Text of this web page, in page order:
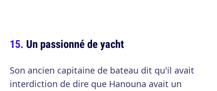
Un passionné de yacht
Son ancien capitaine de bateau dit qu'il avait
interdiction de dire que Hanouna avait un